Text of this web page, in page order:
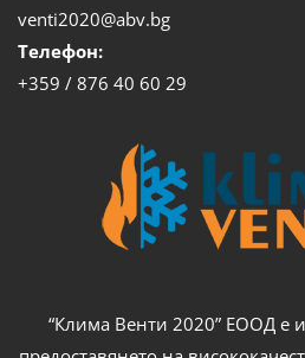
venti2020@abv.bg
Телефон:
+359 / 876 40 60 29
“Клима Венти 2020” ЕООД е